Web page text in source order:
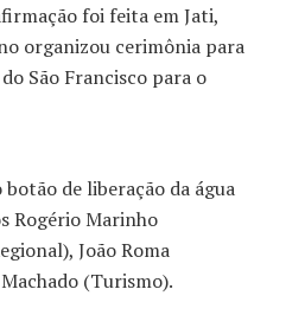
foi feita em Jati,
organizou cerimônia para
São Francisco para o
de liberação da água
Rogério Marinho
João Roma
(Turismo).